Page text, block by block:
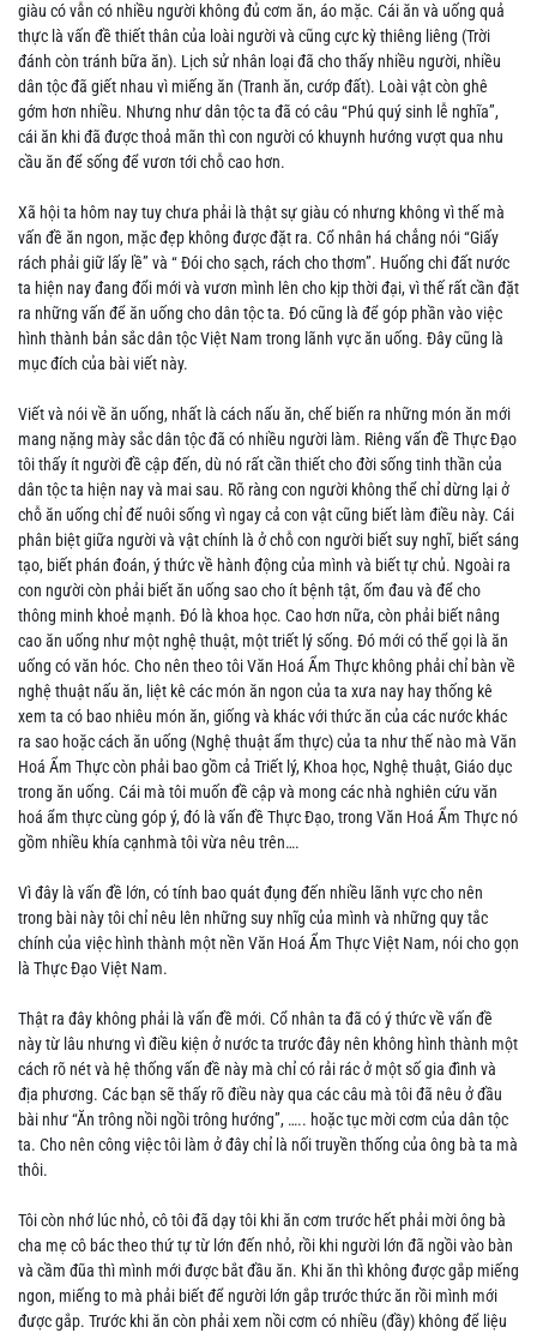
giàu có vẫn có nhiều người không đủ cơm ăn, áo mặc. Cái ăn và uống quả
thực là vấn đề thiết thân của loài người và cũng cực kỳ thiêng liêng (Trời
đánh còn tránh bữa ăn). Lịch sử nhân loại đã cho thấy nhiều người, nhiều
dân tộc đã giết nhau vì miếng ăn (Tranh ăn, cướp đất). Loài vật còn ghê
gớm hơn nhiều. Nhưng như dân tộc ta đã có câu “Phú quý sinh lễ nghĩa”,
cái ăn khi đã được thoả mãn thì con người có khuynh hướng vượt qua nhu
cầu ăn để sống để vươn tới chỗ cao hơn.
Xã hội ta hôm nay tuy chưa phải là thật sự giàu có nhưng không vì thế mà
vấn đề ăn ngon, mặc đẹp không được đặt ra. Cổ nhân há chẳng nói “Giấy
rách phải giữ lấy lề” và “ Đói cho sạch, rách cho thơm”. Huống chi đất nước
ta hiện nay đang đổi mới và vươn mình lên cho kịp thời đại, vì thế rất cần đặt
ra những vấn để ăn uống cho dân tộc ta. Đó cũng là để góp phần vào việc
hình thành bản sắc dân tộc Việt Nam trong lãnh vực ăn uống. Đây cũng là
mục đích của bài viết này.
Viết và nói về ăn uống, nhất là cách nấu ăn, chế biến ra những món ăn mới
mang nặng mày sắc dân tộc đã có nhiều người làm. Riêng vấn đề Thực Đạo
tôi thấy ít người đề cập đến, dù nó rất cần thiết cho đời sống tinh thần của
dân tộc ta hiện nay và mai sau. Rõ ràng con người không thể chỉ dừng lại ở
chỗ ăn uống chỉ để nuôi sống vì ngay cả con vật cũng biết làm điều này. Cái
phân biệt giữa người và vật chính là ở chỗ con người biết suy nghĩ, biết sáng
tạo, biết phán đoán, ý thức về hành động của mình và biết tự chủ. Ngoài ra
con người còn phải biết ăn uống sao cho ít bệnh tật, ốm đau và để cho
thông minh khoẻ mạnh. Đó là khoa học. Cao hơn nữa, còn phải biết nâng
cao ăn uống như một nghệ thuật, một triết lý sống. Đó mới có thể gọi là ăn
uống có văn hóc. Cho nên theo tôi Văn Hoá Ẩm Thực không phải chỉ bàn về
nghệ thuật nấu ăn, liệt kê các món ăn ngon của ta xưa nay hay thống kê
xem ta có bao nhiêu món ăn, giống và khác với thức ăn của các nước khác
ra sao hoặc cách ăn uống (Nghệ thuật ẩm thực) của ta như thế nào mà Văn
Hoá Ẩm Thực còn phải bao gồm cả Triết lý, Khoa học, Nghệ thuật, Giáo dục
trong ăn uống. Cái mà tôi muốn đề cập và mong các nhà nghiên cứu văn
hoá ẩm thực cùng góp ý, đó là vấn đề Thực Đạo, trong Văn Hoá Ẩm Thực nó
gồm nhiều khía cạnhmà tôi vừa nêu trên….
Vì đây là vấn đề lớn, có tính bao quát đụng đến nhiều lãnh vực cho nên
trong bài này tôi chỉ nêu lên những suy nhĩg của mình và những quy tắc
chính của việc hình thành một nền Văn Hoá Ẩm Thực Việt Nam, nói cho gọn
là Thực Đạo Việt Nam.
Thật ra đây không phải là vấn đề mới. Cổ nhân ta đã có ý thức về vấn đề
này từ lâu nhưng vì điều kiện ở nước ta trước đây nên không hình thành một
cách rõ nét và hệ thống vấn đề này mà chỉ có rải rác ở một số gia đình và
địa phương. Các bạn sẽ thấy rõ điều này qua các câu mà tôi đã nêu ở đầu
bài như “Ăn trông nồi ngồi trông hướng”, ….. hoặc tục mời cơm của dân tộc
ta. Cho nên công việc tôi làm ở đây chỉ là nối truyền thống của ông bà ta mà
thôi.
Tôi còn nhớ lúc nhỏ, cô tôi đã dạy tôi khi ăn cơm trước hết phải mời ông bà
cha mẹ cô bác theo thứ tự từ lớn đến nhỏ, rồi khi người lớn đã ngồi vào bàn
và cầm đũa thì mình mới được bắt đầu ăn. Khi ăn thì không được gắp miếng
ngon, miếng to mà phải biết để người lớn gắp trước thức ăn rồi mình mới
được gắp. Trước khi ăn còn phải xem nồi cơm có nhiều (đầy) không để liệu